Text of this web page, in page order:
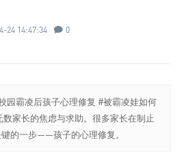
24 14:47:34 0
园霸凌后孩子心理修复 #被霸凌娃如何
家长的焦虑与求助。很多家长在制止
的一步——孩子的心理修复。